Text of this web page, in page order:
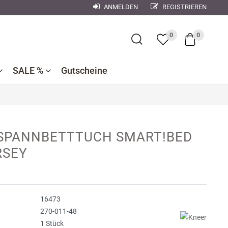
×
ANMELDEN REGISTRIEREN
SALE %
Badtextilien
Bettwäsche
Dekokissen
Gutscheine
0 0
SMART!BED
16473
270-011-48
1 Stück